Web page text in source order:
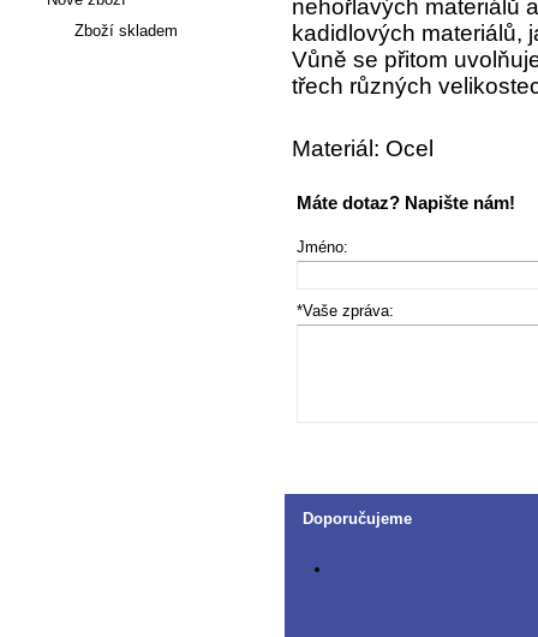
nehořlavých materiálů
kadidlových materiálů,
Vůně se přitom
třech různých
Materiál: Ocel
Máte dotaz? Napište nám!
Jméno:
*Vaše zpráva:
Doporučujeme
Zboží skladem